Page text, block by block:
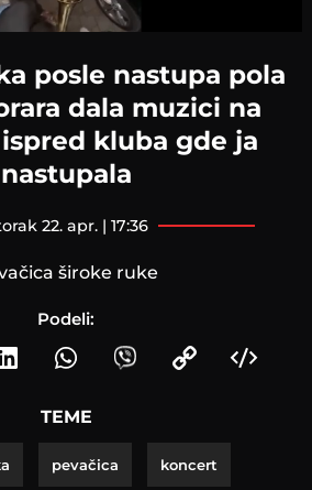
posle nastupa pola
dala muzici na
kluba gde ja
nastupala
22. apr. | 17:36
široke ruke
Podeli:
TEME
pevačica koncert